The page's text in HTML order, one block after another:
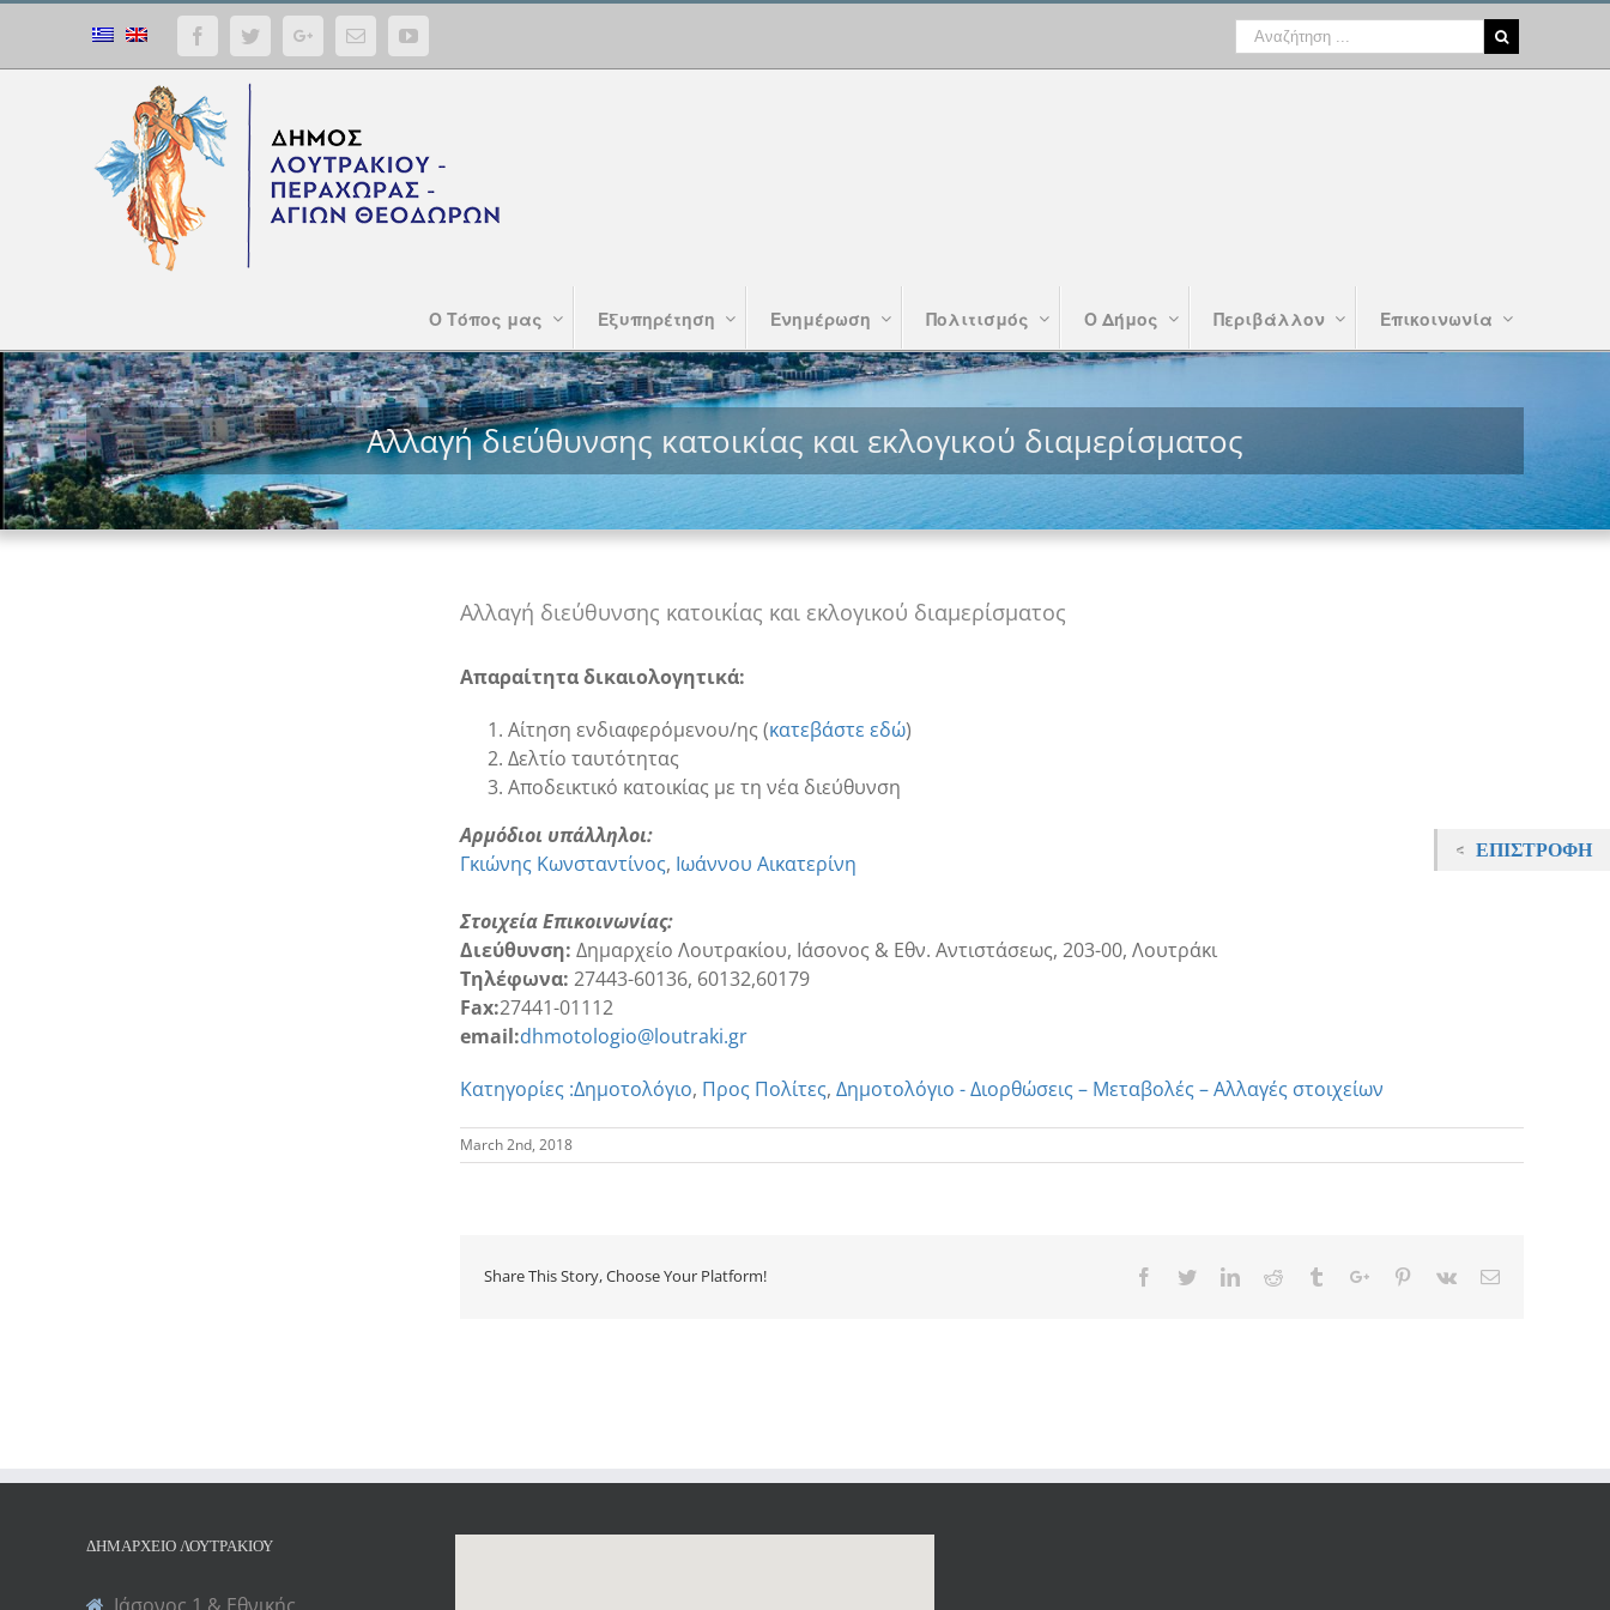
FacebookTwitterGoogle+Email YouTube
Ο Τόπος μας Εξυπηρέτηση Ενημέρωση Πολιτισμός Ο Δήμος Περιβάλλον Επικοινωνία
Αλλαγή διεύθυνσης κατοικίας και εκλογικού διαμερίσματος
Αλλαγή διεύθυνσης κατοικίας και εκλογικού διαμερίσματος
Απαραίτητα δικαιολογητικά:
Αίτηση ενδιαφερόμενου/ης (κατεβάστε εδώ)
Δελτίο ταυτότητας
Αποδεικτικό κατοικίας με τη νέα διεύθυνση
Αρμόδιοι υπάλληλοι:
Γκιώνης Κωνσταντίνος Ιωάννου Αικατερίνη
Στοιχεία Επικοινωνίας:
Διεύθυνση: Δημαρχείο Λουτρακίου, Ιάσονος & Εθν. Αντιστάσεως, 203-00, Λουτράκι
Τηλέφωνα: 27443-60136, 60132,60179
Fax:27441-01112
email:dhmotologio@loutraki.gr
Κατηγορίες :Δημοτολόγιο, Προς Πολίτες, Δημοτολόγιο - Διορθώσεις – Μεταβολές – Αλλαγές στοιχείων
March 2nd, 2018
Share This Story, Choose Your Platform! Facebook
TwitterLinkedinReddit TumblrGoogle+Pinterest
Vk Email
ΔΗΜΑΡΧΕΊΟ ΛΟΥΤΡΑΚΊΟΥ
ΕΠΙΣΤΡΟΦΉ